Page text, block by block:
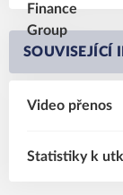
SOUVISEJÍCÍ
Video přenos
Statistiky k